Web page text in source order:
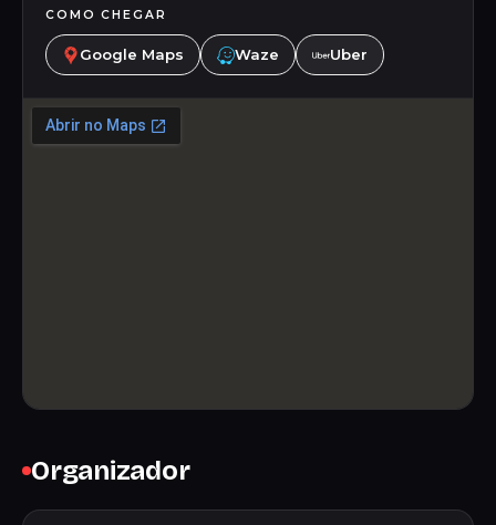
COMO CHEGAR
Google Maps Waze Uber
Organizador